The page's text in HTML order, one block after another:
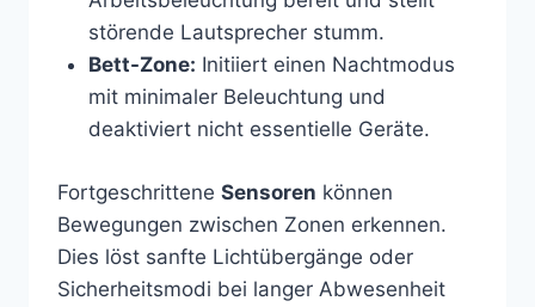
störende Lautsprecher stumm.
Bett-Zone: Initiiert einen Nachtmodus
mit minimaler Beleuchtung und
deaktiviert nicht essentielle Geräte.
Fortgeschrittene Sensoren können
Bewegungen zwischen Zonen erkennen.
Dies löst sanfte Lichtübergänge oder
Sicherheitsmodi bei langer Abwesenheit